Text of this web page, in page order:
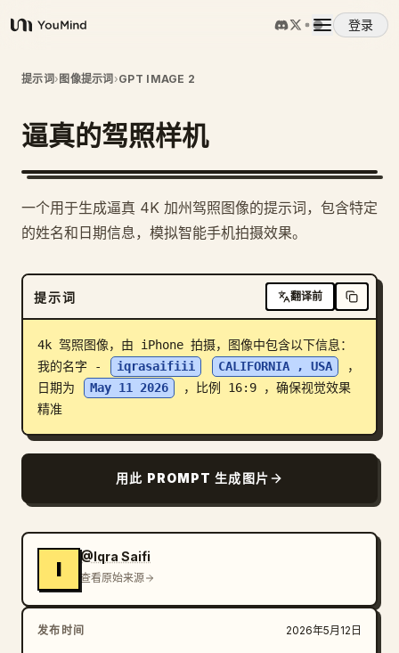
YouMind
登录
概览
使用案例
定价
下载
博客
提示词› 图像提示词 ›GPT IMAGE 2
逼真的驾照样机
一个用于生成逼真 4K 加州驾照图像的提示词，包含特定
的姓名和日期信息，模拟智能手机拍摄效果。
提示词 翻译前
4k 驾照图像，由 iPhone 拍摄，图像中包含以下信息：
我的名字 -
iqrasaifiii CALIFORNIA , USA
，
日期为
May 11 2026
，比例 16:9 ，确保视觉效果
精准
用此 PROMPT 生成图片
I
@Iqra Saifi
查看原始来源
发布时间 2026年5月12日